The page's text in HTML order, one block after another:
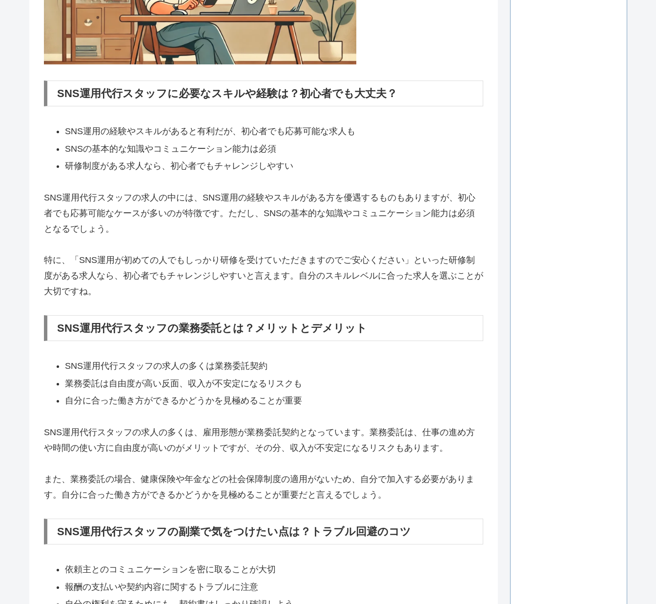
SNS運用代行スタッフに必要なスキルや経験は？初心者でも大丈夫？
SNS運用の経験やスキルがあると有利だが、初心者でも応募可能な求人も
SNSの基本的な知識やコミュニケーション能力は必須
研修制度がある求人なら、初心者でもチャレンジしやすい
SNS運用代行スタッフの求人の中には、SNS運用の経験やスキルがある方を優遇するものもありますが、初心
者でも応募可能なケースが多いのが特徴です。ただし、SNSの基本的な知識やコミュニケーション能力は必須
となるでしょう。
特に、「SNS運用が初めての人でもしっかり研修を受けていただきますのでご安心ください」といった研修制
度がある求人なら、初心者でもチャレンジしやすいと言えます。自分のスキルレベルに合った求人を選ぶことが
大切ですね。
SNS運用代行スタッフの業務委託とは？メリットとデメリット
SNS運用代行スタッフの求人の多くは業務委託契約
業務委託は自由度が高い反面、収入が不安定になるリスクも
自分に合った働き方ができるかどうかを見極めることが重要
SNS運用代行スタッフの求人の多くは、雇用形態が業務委託契約となっています。業務委託は、仕事の進め方
や時間の使い方に自由度が高いのがメリットですが、その分、収入が不安定になるリスクもあります。
また、業務委託の場合、健康保険や年金などの社会保障制度の適用がないため、自分で加入する必要がありま
す。自分に合った働き方ができるかどうかを見極めることが重要だと言えるでしょう。
SNS運用代行スタッフの副業で気をつけたい点は？トラブル回避のコツ
依頼主とのコミュニケーションを密に取ることが大切
報酬の支払いや契約内容に関するトラブルに注意